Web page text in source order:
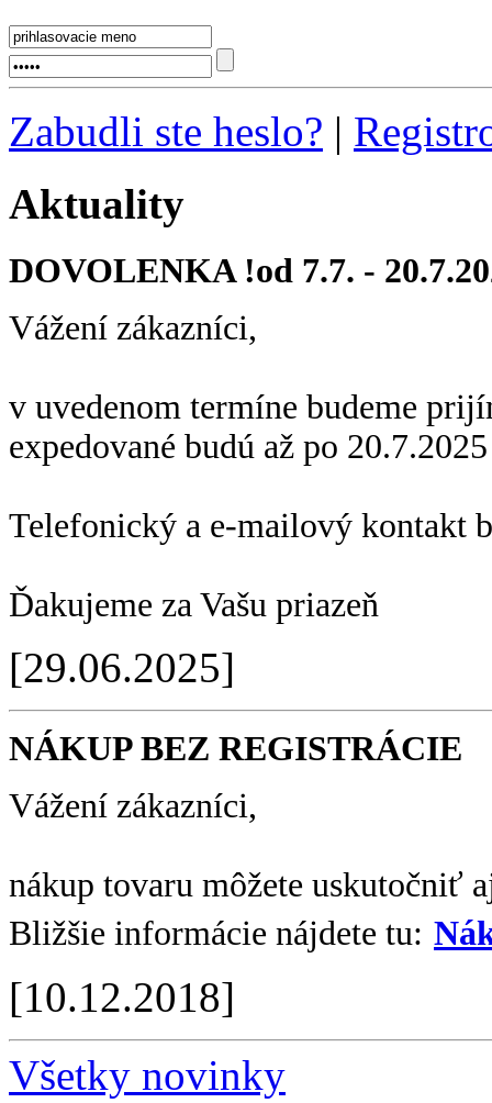
Zabudli ste heslo? |
Aktuality
DOVOLENKA !od 7.7. -
Vážení zákazníci,
v uvedenom termíne budeme
expedované budú až po
Telefonický a e-mailový kontakt
Ďakujeme za Vašu priazeň
[29.06.2025]
NÁKUP BEZ REGISTRÁCIE
Vážení zákazníci,
nákup tovaru môžete uskutočniť
Bližšie informácie nájdete tu:
[10.12.2018]
Všetky novinky